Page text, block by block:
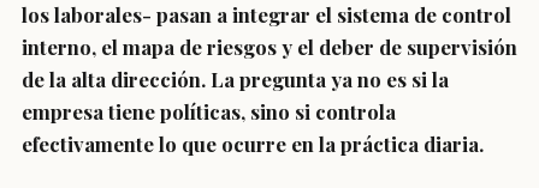
los laborales- pasan a integrar el sistema de control
interno, el mapa de riesgos y el deber de supervisión
de la alta dirección. La pregunta ya no es si la
empresa tiene políticas, sino si controla
efectivamente lo que ocurre en la práctica diaria.